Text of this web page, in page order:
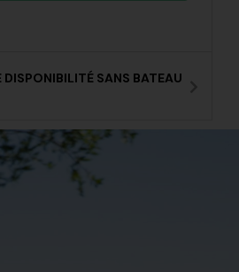
DISPONIBILITÉ SANS BATEAU